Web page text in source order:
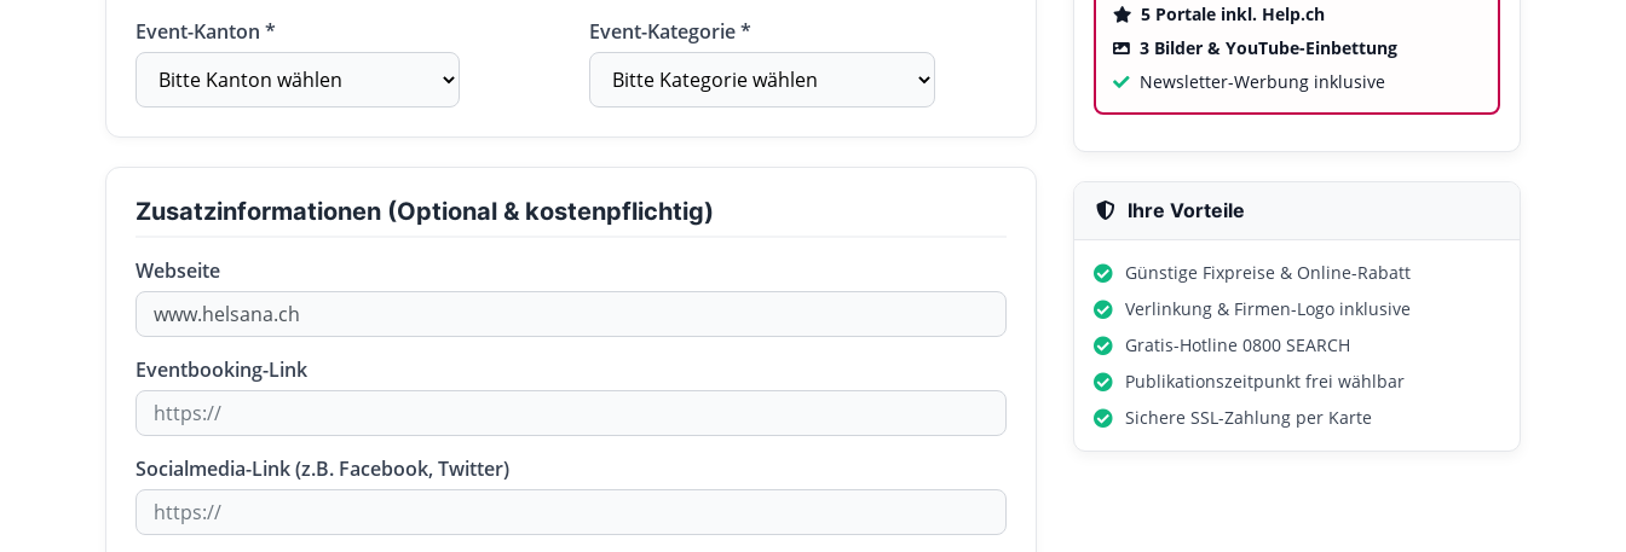
Event-Kanton * Event-Kategorie *
Zusatzinformationen (Optional & kostenpflichtig)
Webseite
Eventbooking-Link
Socialmedia-Link (z.B. Facebook, Twitter)
5 Portale inkl. Help.ch
3 Bilder & YouTube-Einbettung
Newsletter-Werbung inklusive
Ihre Vorteile
Günstige Fixpreise & Online-Rabatt
Verlinkung & Firmen-Logo inklusive
Gratis-Hotline 0800 SEARCH
Publikationszeitpunkt frei wählbar
Sichere SSL-Zahlung per Karte